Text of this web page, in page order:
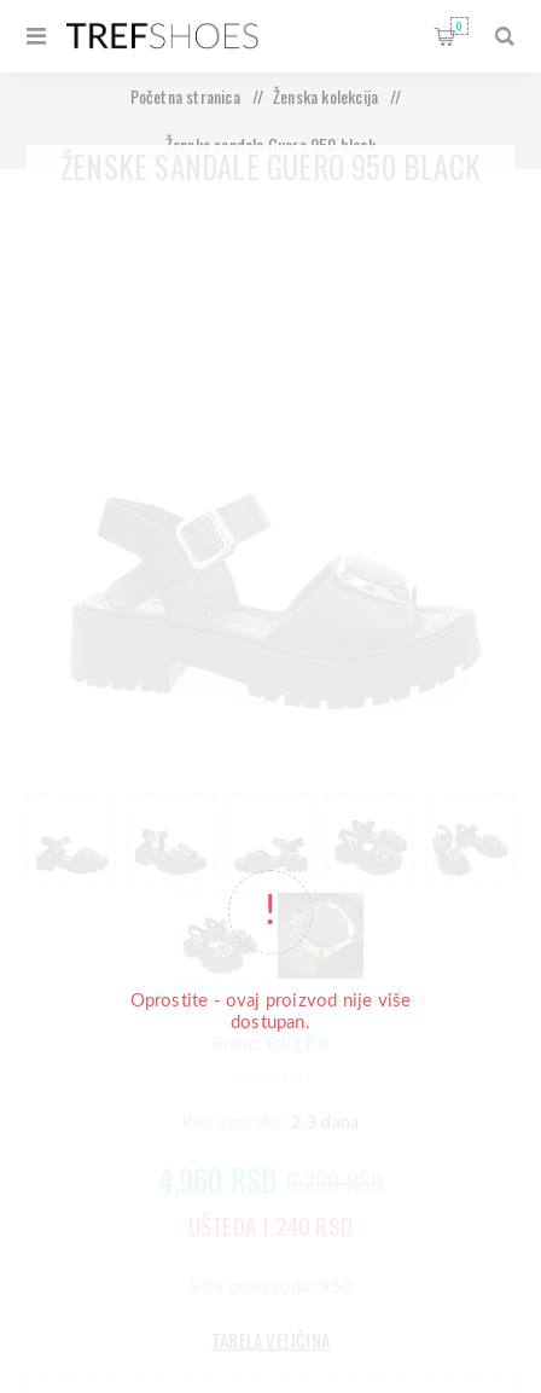
0
Početna stranica / Ženska kolekcija
/
Ženske sandale Guero 950 black
Oprostite - ovaj proizvod nije više
dostupan.